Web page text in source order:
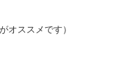
オススメです）